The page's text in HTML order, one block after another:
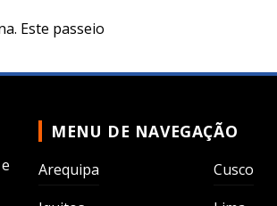
Este passeio
MENU DE NAVEGAÇÃO
Arequipa
Cusco